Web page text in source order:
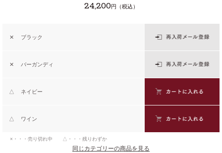
24,200円（税込）
✕ ブラック
✕ バーガンディ
△ ネイビー
△ ワイン
×・・・売り切れ中 △・・・残りわずか
同じカテゴリーの商品を見る